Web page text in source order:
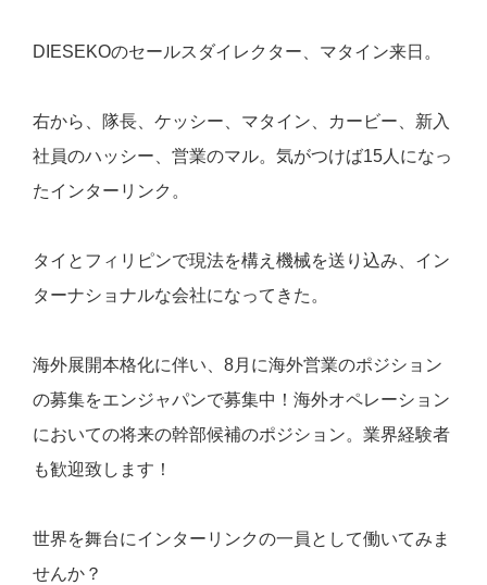
DIESEKOのセールスダイレクター、マタイン来日。
右から、隊長、ケッシー、マタイン、カービー、新入
社員のハッシー、営業のマル。気がつけば15人になっ
たインターリンク。
タイとフィリピンで現法を構え機械を送り込み、イン
ターナショナルな会社になってきた。
海外展開本格化に伴い、8月に海外営業のポジション
の募集をエンジャパンで募集中！海外オペレーション
においての将来の幹部候補のポジション。業界経験者
も歓迎致します！
世界を舞台にインターリンクの一員として働いてみま
せんか？